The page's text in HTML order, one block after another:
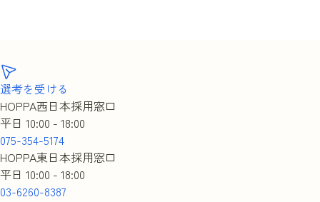
選考を受ける
HOPPA西日本採用窓口
平日 10:00 - 18:00
075-354-5174
HOPPA東日本採用窓口
平日 10:00 - 18:00
03-6260-8387